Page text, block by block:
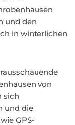
und den
in winterlichen
von
sich
und die
GPS-